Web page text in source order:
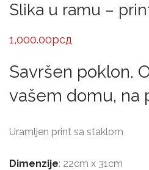
Slika u ramu –
1,000.00рсд
Savršen poklon.
vašem domu, na
Uramljen print sa staklom
Dimenzije: 22cm x 31cm